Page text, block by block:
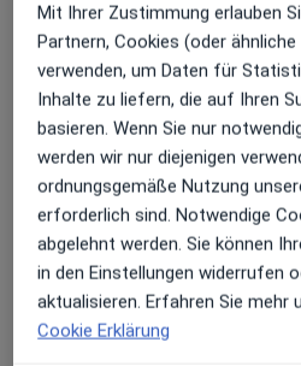
Verfügbarkeit
Dr. med. dent. Arnim Dörr
Standort über Jameda keine
Terminbuchung an
Zahlungsmodalitäten
Akzeptierte Versicherungen
Details
Telefonnummer
0774...Telefonnummer
Mit Ihrer Zustimmung erlauben
Partnern, Cookies (oder
verwenden, um Daten für
Inhalte zu liefern, die auf Ihren
basieren. Wenn Sie nur
werden wir nur diejenigen
ordnungsgemäße Nutzung
erforderlich sind. Notwendige
abgelehnt werden. Sie können
in den Einstellungen widerrufen
aktualisieren. Erfahren Sie mehr
Cookie Erklärung